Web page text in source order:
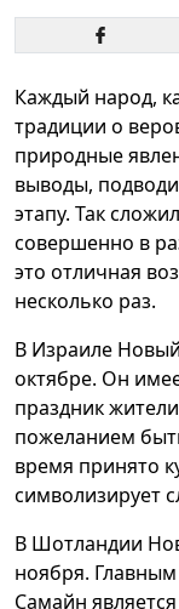
Каждый народ,
традиции о
природные
выводы,
этапу. Так
совершенно в
это отличная
несколько раз.
В Израиле
октябре. Он
праздник
пожеланием
время принято
символизирует
В Шотландии
ноября.
Самайн